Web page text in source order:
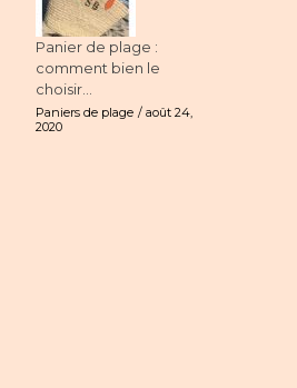
Panier de plage :
comment bien le
choisir...
Paniers de plage
août 24,
2020